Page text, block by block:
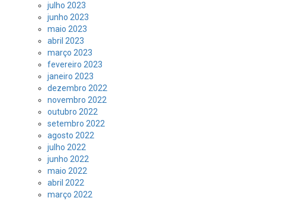
julho 2023
junho 2023
maio 2023
abril 2023
março 2023
fevereiro 2023
janeiro 2023
dezembro 2022
novembro 2022
outubro 2022
setembro 2022
agosto 2022
julho 2022
junho 2022
maio 2022
abril 2022
março 2022